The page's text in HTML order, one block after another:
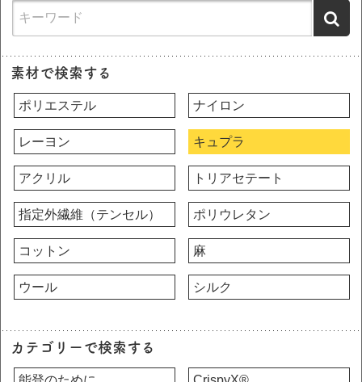
素材で検索する
ポリエステル ナイロン
レーヨン キュプラ
アクリル トリアセテート
指定外繊維（テンセル） ポリウレタン
コットン 麻
ウール シルク
カテゴリーで検索する